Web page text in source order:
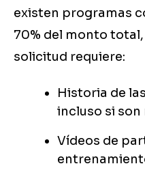
existen programas
70% del monto
solicitud requiere:
Historia de
incluso si son
Vídeos de